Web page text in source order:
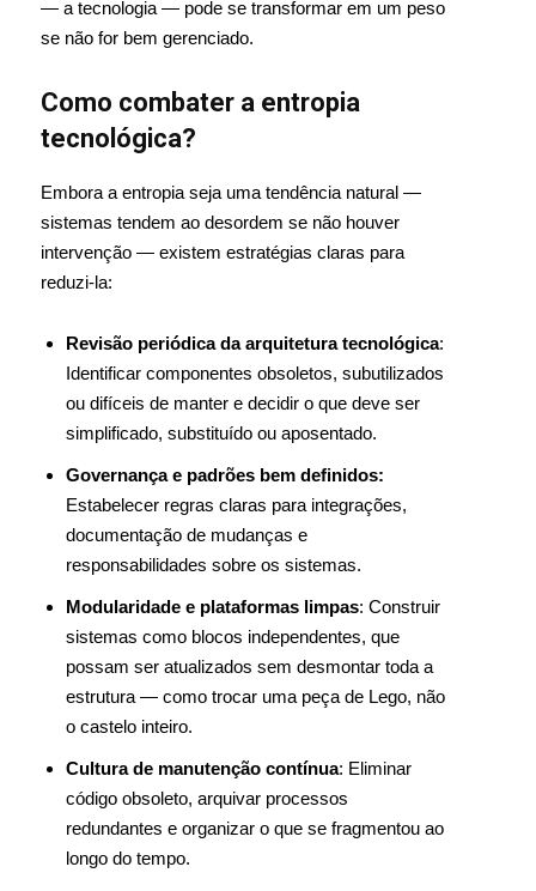
— a tecnologia — pode se transformar em um peso
se não for bem gerenciado.
Como combater a entropia
tecnológica?
Embora a entropia seja uma tendência natural —
sistemas tendem ao desordem se não houver
intervenção — existem estratégias claras para
reduzi-la:
Revisão periódica da arquitetura tecnológica:
Identificar componentes obsoletos, subutilizados
ou difíceis de manter e decidir o que deve ser
simplificado, substituído ou aposentado.
Governança e padrões bem definidos:
Estabelecer regras claras para integrações,
documentação de mudanças e
responsabilidades sobre os sistemas.
Modularidade e plataformas limpas: Construir
sistemas como blocos independentes, que
possam ser atualizados sem desmontar toda a
estrutura — como trocar uma peça de Lego, não
o castelo inteiro.
Cultura de manutenção contínua: Eliminar
código obsoleto, arquivar processos
redundantes e organizar o que se fragmentou ao
longo do tempo.